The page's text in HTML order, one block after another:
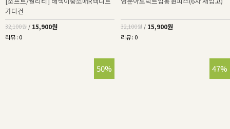
가디건
32,100원 / 15,900원
리뷰 : 0
32,100원 / 15,900원
리뷰 : 0
50% 47%